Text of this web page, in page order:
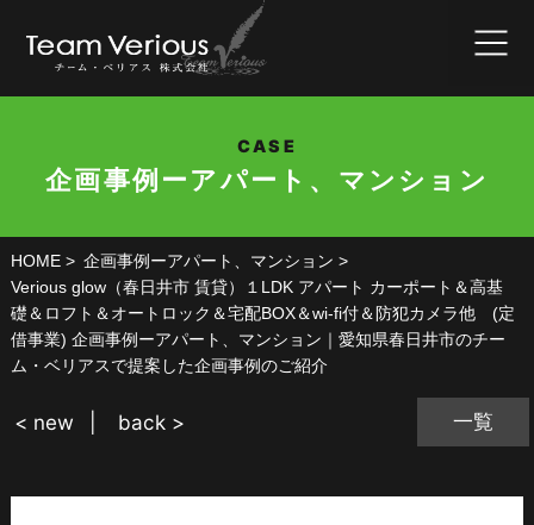
CASE
企画事例ーアパート、マンション
HOME
企画事例ーアパート、マンション
Verious glow（春日井市 賃貸）１LDK アパート カーポート＆高基
礎＆ロフト＆オートロック＆宅配BOX＆wi-fi付＆防犯カメラ他 (定
借事業) 企画事例ーアパート、マンション｜愛知県春日井市のチー
ム・ベリアスで提案した企画事例のご紹介
一覧
< new back >